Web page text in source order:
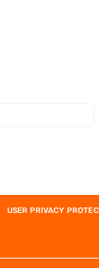
USER PRIVACY